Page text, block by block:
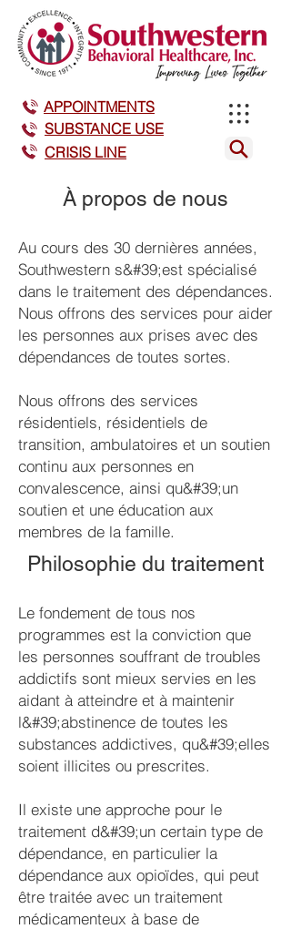
APPOINTMENTS
SUBSTANCE USE
CRISIS LINE
À propos de nous
Au cours des 30 dernières années,
Southwestern s&#39;est spécialisé
dans le traitement des dépendances.
Nous offrons des services pour aider
les personnes aux prises avec des
dépendances de toutes sortes.
Nous offrons des services
résidentiels, résidentiels de
transition, ambulatoires et un soutien
continu aux personnes en
convalescence, ainsi qu&#39;un
soutien et une éducation aux
membres de la famille.
Philosophie du traitement
Le fondement de tous nos
programmes est la conviction que
les personnes souffrant de troubles
addictifs sont mieux servies en les
aidant à atteindre et à maintenir
l&#39;abstinence de toutes les
substances addictives, qu&#39;elles
soient illicites ou prescrites.
Il existe une approche pour le
traitement d&#39;un certain type de
dépendance, en particulier la
dépendance aux opioïdes, qui peut
être traitée avec un traitement
médicamenteux à base de